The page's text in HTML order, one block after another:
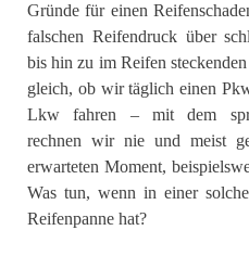
Gründe für einen
falschen Reifendruck über
bis hin zu im Reifen
gleich, ob wir täglich einen
Lkw fahren – mit dem
rechnen wir nie und meist
erwarteten Moment,
Was tun, wenn in einer
Reifenpanne hat?